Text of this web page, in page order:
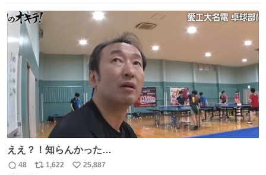
ト
数
ええ？！知らんかった…
返
48
リ
1,622
い
25,887